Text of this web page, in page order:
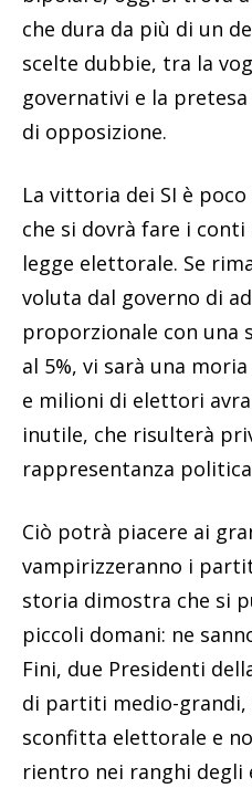
che dura da più di un
scelte dubbie, tra la
governativi e la
di opposizione.
La vittoria dei SI è
che si dovrà fare i
legge elettorale. Se
voluta dal governo di
proporzionale con una
al 5%, vi sarà una
e milioni di elettori
inutile, che risulterà
rappresentanza
Ciò potrà piacere ai
vampirizzeranno i
storia dimostra che si
piccoli domani: ne
Fini, due Presidenti
di partiti medio-
sconfitta elettorale e
rientro nei ranghi degli